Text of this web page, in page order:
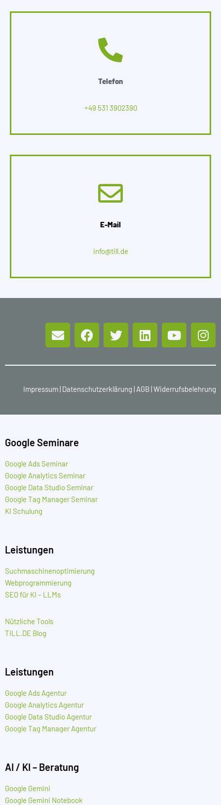
Telefon
+49 531 3902390
E-Mail
info@till.de
Impressum Datenschutzerklärung AGB Widerrufsbelehrung
Google Seminare
Google Ads Seminar
Google Analytics Seminar
Google Data Studio Seminar
Google Tag Manager Seminar
KI Schulung
Leistungen
Suchmaschinenoptimierung
Webprogrammierung
SEO für KI – LLMs
Nützliche Tools
TILL.DE Blog
Leistungen
Google Ads Agentur
Google Analytics Agentur
Google Data Studio Agentur
Google Tag Manager Agentur
AI / KI – Beratung
Google Gemini
Google Gemini Notebook